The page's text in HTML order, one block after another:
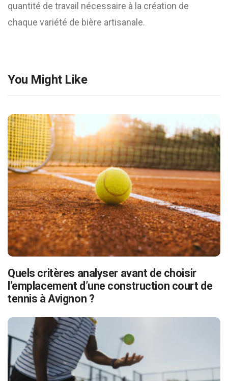
quantité de travail nécessaire à la création de
chaque variété de bière artisanale.
You Might Like
Quels critères analyser avant de choisir
l’emplacement d’une construction court de
tennis à Avignon ?